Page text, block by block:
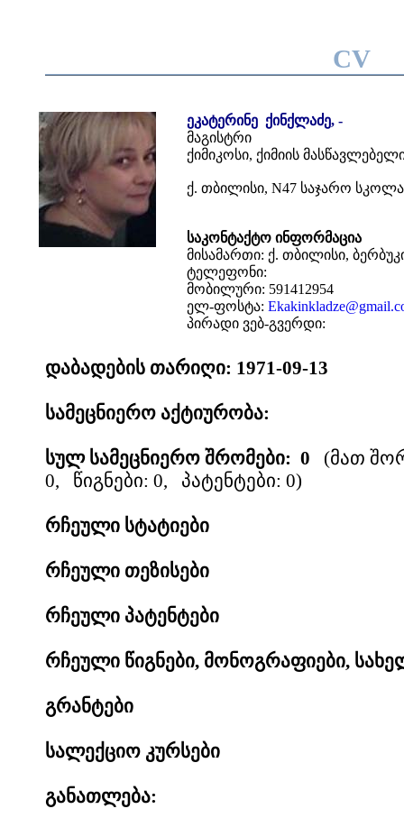
CV
ეკატერინე ქინქლაძე, -
მაგისტრი
ქიმიკოსი, ქიმიის
ქ. თბილისი, N47 საჯარო სკოლა
საკონტაქტო ინფორმაცია
მისამართი: ქ. თბილისი,
ტელეფონი:
მობილური: 591412954
ელ-ფოსტა:
პირადი ვებ-გვერდი:
დაბადების თარიღი: 1971-09-13
სამეცნიერო აქტიურობა:
სულ სამეცნიერო შრომები: 0
(მათ
0, წიგნები: 0, პატენტები: 0)
რჩეული სტატიები
რჩეული თეზისები
რჩეული პატენტები
რჩეული წიგნები, მონოგრაფიები,
გრანტები
სალექციო კურსები
განათლება: